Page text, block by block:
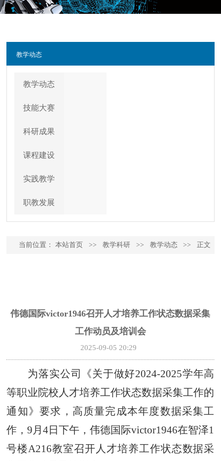
教学动态
教学动态
技能大赛
科研成果
课程建设
实践教学
职教发展
当前位置： 本站首页 >> 教学科研 >> 教学动态 >> 正文
伟德国际victor1946召开人才培养工作状态数据采集
工作动员及培训会
2025-09-05 20:29
为落实公司《关于做好2024-2025学年高
等职业院校人才培养工作状态数据采集工作的
通知》要求，高质量完成本年度数据采集工
作，9月4日下午，伟德国际victor1946在智泽1
号楼A216教室召开人才培养工作状态数据采